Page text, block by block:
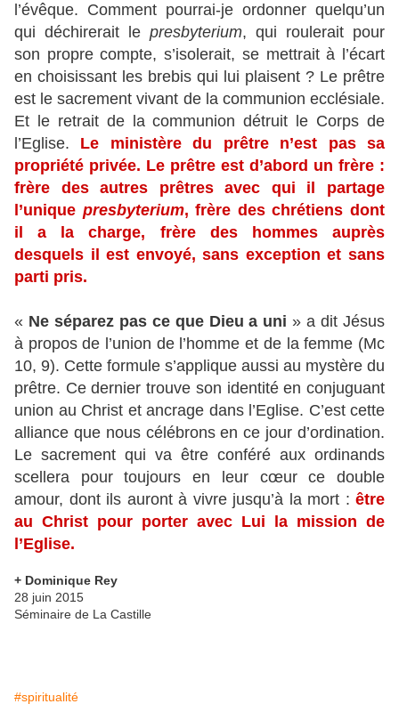
l’évêque. Comment pourrai-je ordonner quelqu’un
qui déchirerait le presbyterium, qui roulerait pour
son propre compte, s’isolerait, se mettrait à l’écart
en choisissant les brebis qui lui plaisent ? Le prêtre
est le sacrement vivant de la communion ecclésiale.
Et le retrait de la communion détruit le Corps de
l’Eglise. Le ministère du prêtre n’est pas sa
propriété privée. Le prêtre est d’abord un frère :
frère des autres prêtres avec qui il partage
l’unique presbyterium, frère des chrétiens dont
il a la charge, frère des hommes auprès
desquels il est envoyé, sans exception et sans
parti pris.
« Ne séparez pas ce que Dieu a uni » a dit Jésus
à propos de l’union de l’homme et de la femme (Mc
10, 9). Cette formule s’applique aussi au mystère du
prêtre. Ce dernier trouve son identité en conjuguant
union au Christ et ancrage dans l’Eglise. C’est cette
alliance que nous célébrons en ce jour d’ordination.
Le sacrement qui va être conféré aux ordinands
scellera pour toujours en leur cœur ce double
amour, dont ils auront à vivre jusqu’à la mort : être
au Christ pour porter avec Lui la mission de
l’Eglise.
+ Dominique Rey
28 juin 2015
Séminaire de La Castille
#spiritualité